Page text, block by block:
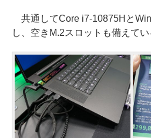
共通してCore i7-10875Hと
し、空きM.2スロットも備えてい